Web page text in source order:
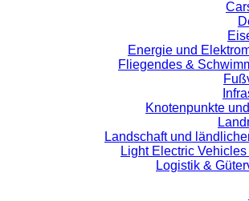
Energie und
Fliegendes &
Knotenpunkte
Landschaft und
Light Electric
Logistik &